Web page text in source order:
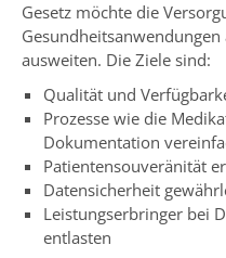
Gesetz möchte die
ausweiten. Die Ziele sind:
Qualität und
Prozesse wie die
Dokumentation
Patientensouveränität
Datensicherheit
Leistungserbringer bei
entlasten